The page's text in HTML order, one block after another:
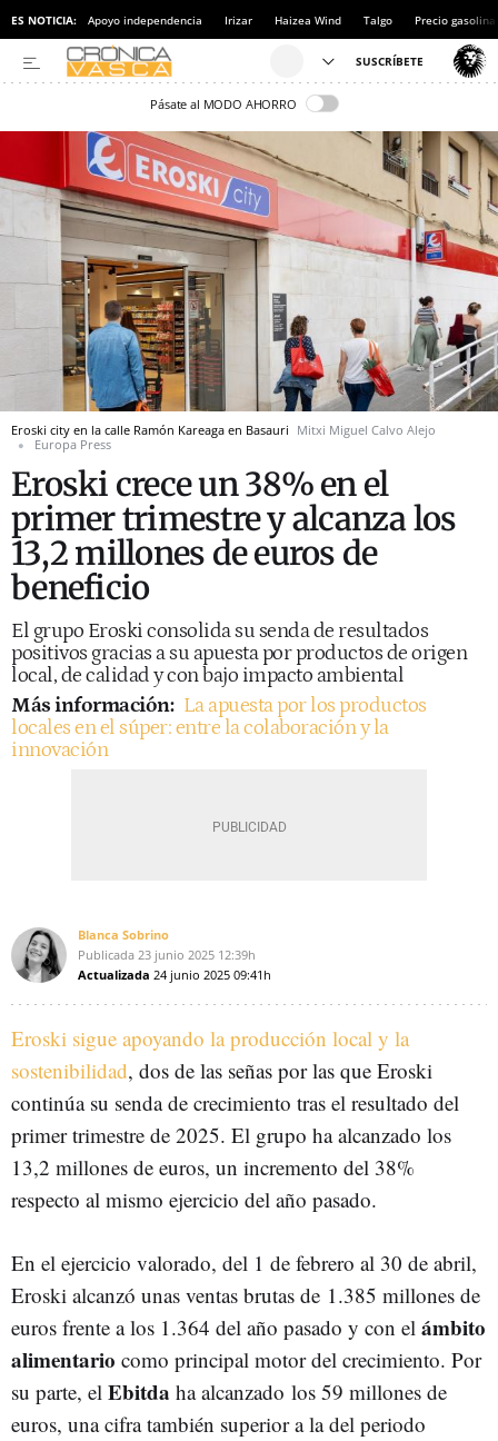
ES NOTICIA: Apoyo independencia Irizar Haizea Wind Talgo Precio gasolina
Pásate al MODO AHORRO
Eroski city en la calle Ramón Kareaga en Basauri Mitxi Miguel Calvo Alejo
Europa Press
Eroski crece un 38% en el
primer trimestre y alcanza los
13,2 millones de euros de
beneficio
El grupo Eroski consolida su senda de resultados
positivos gracias a su apuesta por productos de origen
local, de calidad y con bajo impacto ambiental
Más información: La apuesta por los productos
locales en el súper: entre la colaboración y la
innovación
Blanca Sobrino
Publicada 23 junio 2025 12:39h
Actualizada 24 junio 2025 09:41h
Eroski sigue apoyando la producción local y la
sostenibilidad, dos de las señas por las que Eroski
continúa su senda de crecimiento tras el resultado del
primer trimestre de 2025. El grupo ha alcanzado los
13,2 millones de euros, un incremento del 38%
respecto al mismo ejercicio del año pasado.
En el ejercicio valorado, del 1 de febrero al 30 de abril,
Eroski alcanzó unas ventas brutas de 1.385 millones de
euros frente a los 1.364 del año pasado y con el ámbito
alimentario como principal motor del crecimiento. Por
su parte, el Ebitda ha alcanzado los 59 millones de
euros, una cifra también superior a la del periodo